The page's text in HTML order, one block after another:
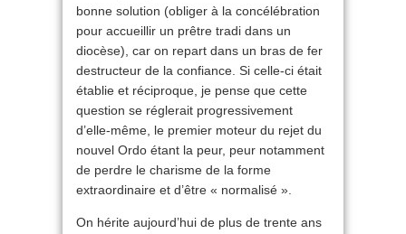
bonne solution (obliger à la concélébration
pour accueillir un prêtre tradi dans un
diocèse), car on repart dans un bras de fer
destructeur de la confiance. Si celle-ci était
établie et réciproque, je pense que cette
question se réglerait progressivement
d’elle-même, le premier moteur du rejet du
nouvel Ordo étant la peur, peur notamment
de perdre le charisme de la forme
extraordinaire et d’être « normalisé ».
On hérite aujourd’hui de plus de trente ans